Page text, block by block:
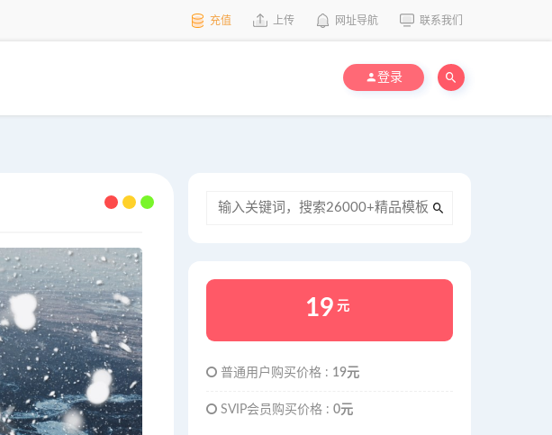
充值 上传 网址导航 联系我们
登录
19 元
普通用户购买价格 : 19元
SVIP会员购买价格 : 0元